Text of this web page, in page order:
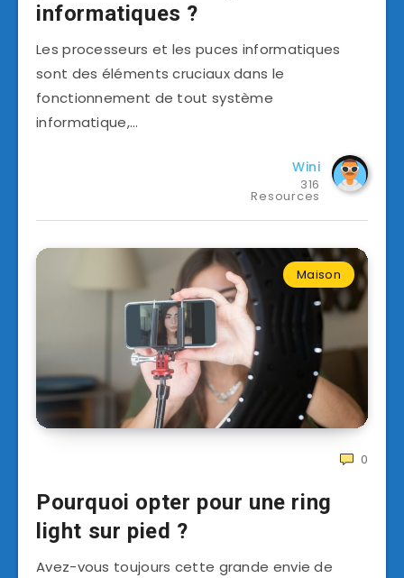
informatiques ?
Les processeurs et les puces informatiques
sont des éléments cruciaux dans le
fonctionnement de tout système
informatique,…
Wini
316
Resources
Maison
0
Pourquoi opter pour une ring
light sur pied ?
Avez-vous toujours cette grande envie de